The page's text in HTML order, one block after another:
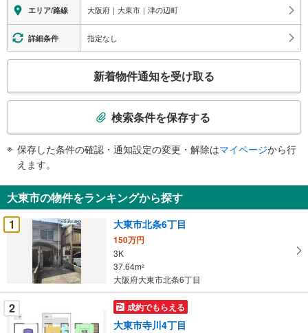
エリア/路線 大阪府｜大東市｜津の辺町
詳細条件 指定なし
検
知
を
受
け
条
件
を
新着物件通知を受け取る
検索条件を保存する
保存した条件の確認・通知設定の変更・解除はマイページから行
えます。
大東市の物件をランキングから探す
1
大東市北条6丁目
150万円
3K
37.64m2
大阪府大東市北条6丁目
2 成約でもらえる
大東市寺川4丁目